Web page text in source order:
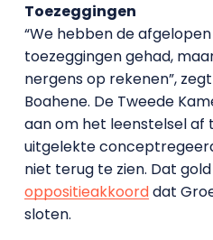
Toezeggingen
“We hebben de
toezeggingen gehad,
nergens op rekenen”,
Boahene. De Tweede
aan om het leenstelsel af
uitgelekte
niet terug te zien. Dat
oppositieakkoorddat
sloten.